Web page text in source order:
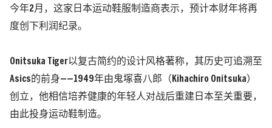
今年2月，这家日本运动鞋服制造商表示，预计本财年将再
度创下利润纪录。
Onitsuka Tiger以复古简约的设计风格著称，其历史可追溯至
Asics的前身——1949年由鬼塚喜八郎（Kihachiro Onitsuka）
创立，他相信培养健康的年轻人对战后重建日本至关重要，
由此投身运动鞋制造。